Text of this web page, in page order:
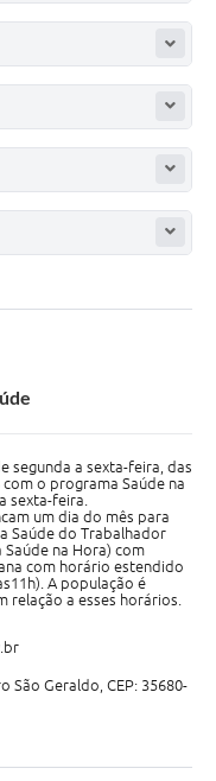
conforme prescrição.
testes rápidos
adultos e
em saúde.
da Rede de
segunda a sexta-feira, das
o programa Saúde na
sexta-feira.
um dia do mês para
Saúde do Trabalhador
na Hora) com
com horário estendido
A população é
relação a esses horários.
São Geraldo, CEP: 35680-